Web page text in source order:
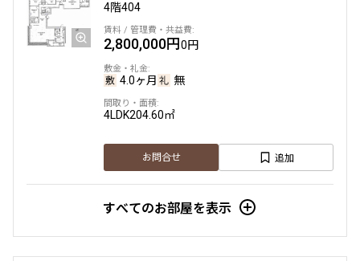
4階404
2,800,000円0円
4.0ヶ月 無
4LDK204.60㎡
お問合せ 追加
すべてのお部屋を表示